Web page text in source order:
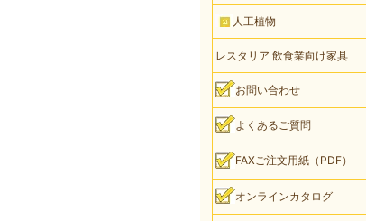
人工植物
レスタリア 飲食業向け家具
お問い合わせ
よくあるご質問
FAXご注文用紙（PDF）
オンラインカタログ